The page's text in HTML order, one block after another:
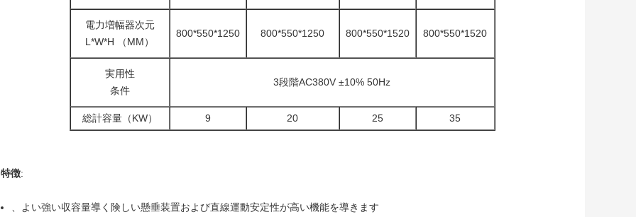
電力増幅器次元
L*W*H （MM）
800*550*1250 800*550*1250 800*550*1520 800*550*1520
実用性
条件
3段階AC380V ±10% 50Hz
総計容量（KW） 9 20 25 35
特徴:
、よい強い収容量導く険しい懸垂装置および直線運動安定性が高い機能を導きます